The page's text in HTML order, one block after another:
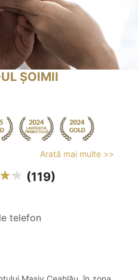
ȘOIMII
Arată mai multe >>
(119)
telefon